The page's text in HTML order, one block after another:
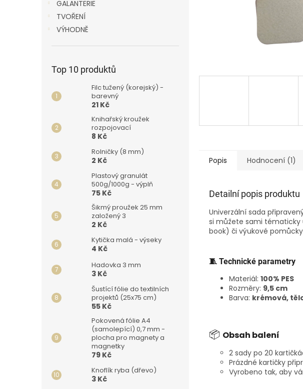
GALANTERIE
TVOŘENÍ
VÝHODNĚ
Top 10 produktů
Filc tužený (korejský) -
barevný
21 Kč
Knihařský kroužek
rozpojovací
8 Kč
Rolničky (8 mm)
2 Kč
Plastový granulát
500g/1000g - výplň
75 Kč
Šikmý proužek 25 mm
založený 3
2 Kč
Kytička malá - výseky
4 Kč
Hadovka 3 mm
3 Kč
Šustící fólie do textilních
projektů (25x75 cm)
55 Kč
Pokovená fólie A4
(samolepící) 0,7 mm -
plocha pro magnety a
magnetky
79 Kč
Knoflík ryba (dřevo)
3 Kč
Popis Hodnocení (1)
Detailní popis produktu
Univerzální sada
si můžete sami tématicky
book) či výukové
🧵 Technické parametry
Materiál: 100% PES
Rozměry: 9,5 cm
Barva: krémová,
📦 Obsah balení
2 sady po 20
Prázdné kartičky
Vyrobeno tak, aby